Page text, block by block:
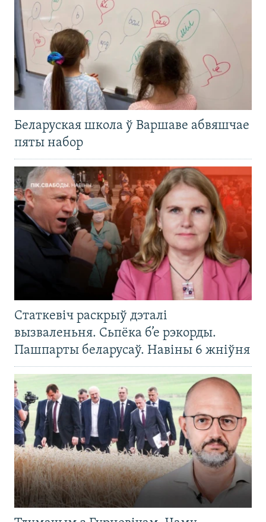
Беларуская школа ў Варшаве абвяшчае
пяты набор
Статкевіч раскрыў дэталі
вызваленьня. Сьпёка б’е рэкорды.
Пашпарты беларусаў. Навіны 6 жніўня